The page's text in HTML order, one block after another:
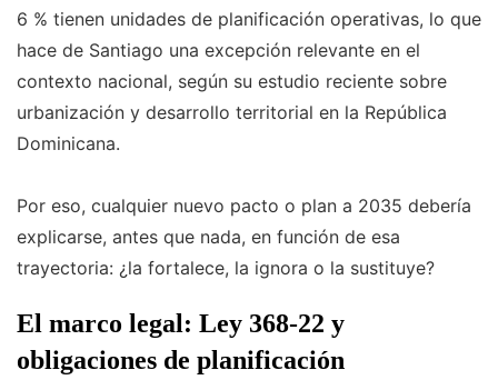
6 % tienen unidades de planificación operativas, lo que
hace de Santiago una excepción relevante en el
contexto nacional, según su estudio reciente sobre
urbanización y desarrollo territorial en la República
Dominicana.
Por eso, cualquier nuevo pacto o plan a 2035 debería
explicarse, antes que nada, en función de esa
trayectoria: ¿la fortalece, la ignora o la sustituye?
El marco legal: Ley 368-22 y
obligaciones de planificación